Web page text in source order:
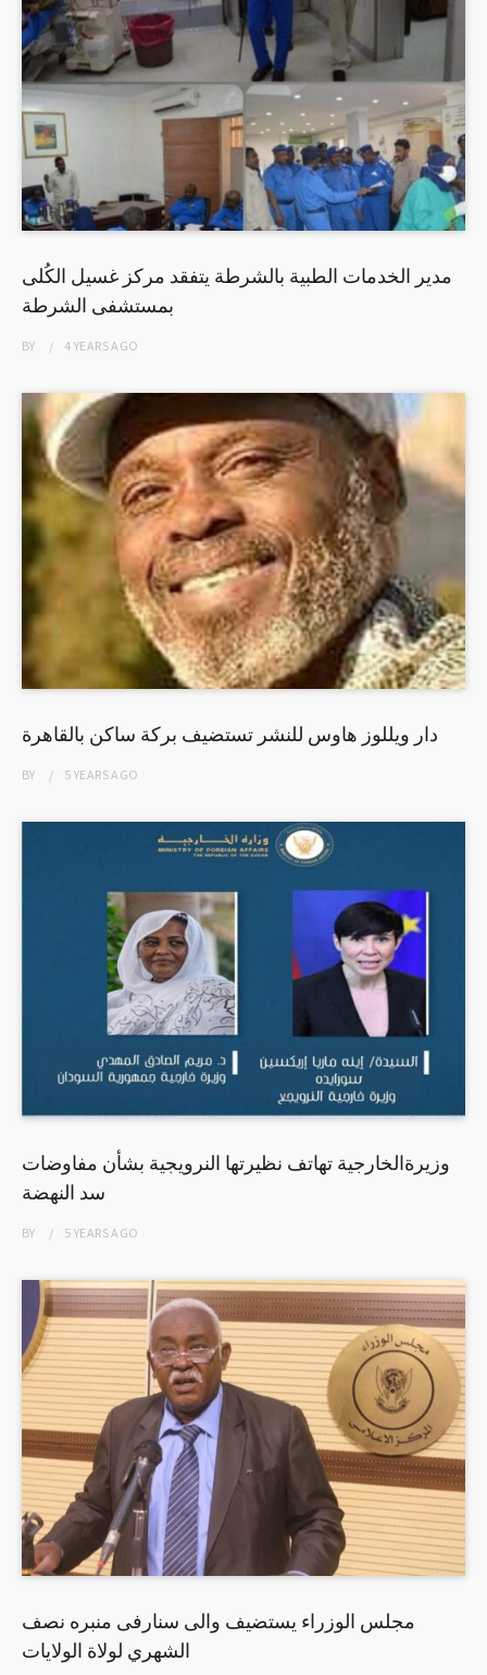
مدير الخدمات الطبية بالشرطة يتفقد مركز غسيل الكُلى
بمستشفى الشرطة
BY 4 YEARSAGO
دار ويللوز هاوس للنشر تستضيف بركة ساكن بالقاهرة
BY 5 YEARSAGO
وزيرةالخارجية تهاتف نظيرتها النرويجية بشأن مفاوضات
سد النهضة
BY 5 YEARSAGO
مجلس الوزراء يستضيف والى سنارفى منبره نصف
الشهري لولاة الولايات